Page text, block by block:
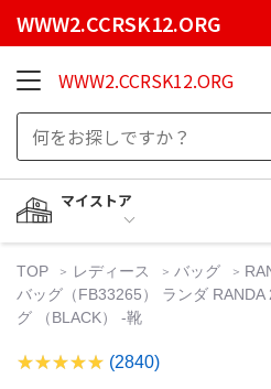
WWW2.CCRSK12.ORG
WWW2.CCRSK12.ORG
マイストア
TOP レディース バッグ
バッグ（FB33265） ランダ RANDA
グ （BLACK） -靴
(2840)